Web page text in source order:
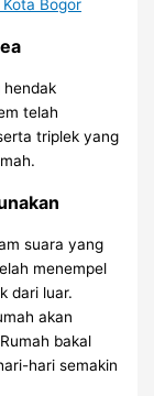
hendak
telah
triplek yang
suara yang
menempel
dari luar.
akan
bakal
hari semakin